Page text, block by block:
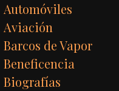
Automóviles
Aviación
Barcos de Vapor
Beneficencia
Biografías